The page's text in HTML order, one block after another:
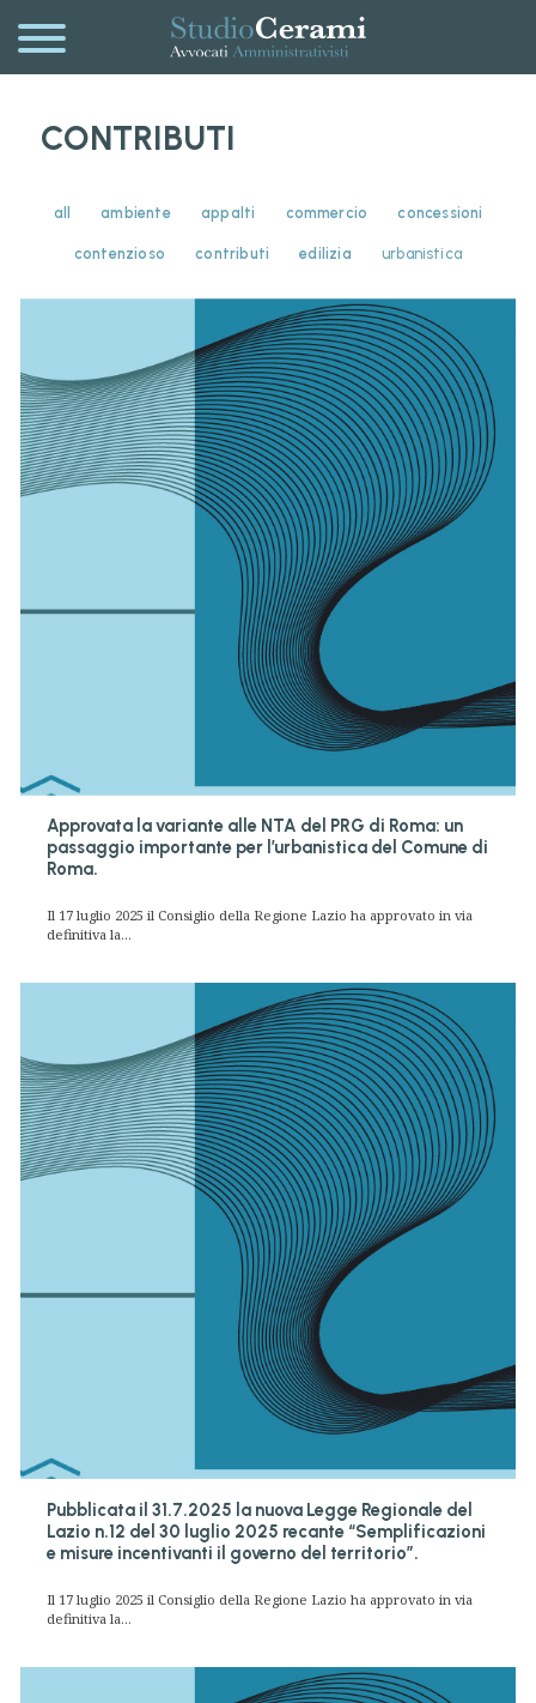
CONTRIBUTI
all ambiente appalti commercio concessioni
contenzioso contributi edilizia urbanistica
Approvata la variante alle NTA del PRG di Roma: un
passaggio importante per l’urbanistica del Comune di
Roma.
Il 17 luglio 2025 il Consiglio della Regione Lazio ha approvato in via
definitiva la...
Pubblicata il 31.7.2025 la nuova Legge Regionale del
Lazio n.12 del 30 luglio 2025 recante “Semplificazioni
e misure incentivanti il governo del territorio”.
Il 17 luglio 2025 il Consiglio della Regione Lazio ha approvato in via
definitiva la...